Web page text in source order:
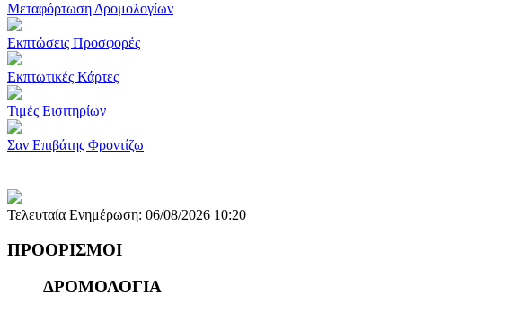
Μεταφόρτωση Δρομολογίων
Εκπτώσεις Προσφορές
Εκπτωτικές Κάρτες
Τιμές Εισιτηρίων
Σαν Επιβάτης Φροντίζω
Τελευταία Ενημέρωση: 06/08/2026 10:20
ΠΡΟΟΡΙΣΜΟΙ
ΔΡΟΜΟΛΟΓΙΑ